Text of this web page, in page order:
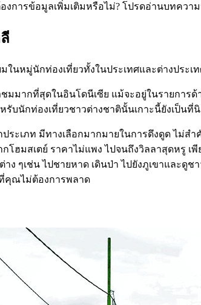
งการข้อมูลเพิ่มเติมหรือไม่? โปรดอ่านบทควา
นหมู่นักท่องเที่ยวทั้งในประเทศและต่างประเ
มมากที่สุดในอินโดนีเซีย แม้จะอยู่ในรายการ
รับนักท่องเที่ยวชาวต่างชาตินั้นเกาะนี้ยังเป็น
ระเภท มีทางเลือกมากมายในการดึงดูด ไม่
โฮมสเตย์ ราคาไม่แพง ไปจนถึงวิลลาสุดหรู
ง ๆเช่น ไปชายหาด เดินป่า ไปยังภูเขาและดู
คุณไม่ต้องการพลาด